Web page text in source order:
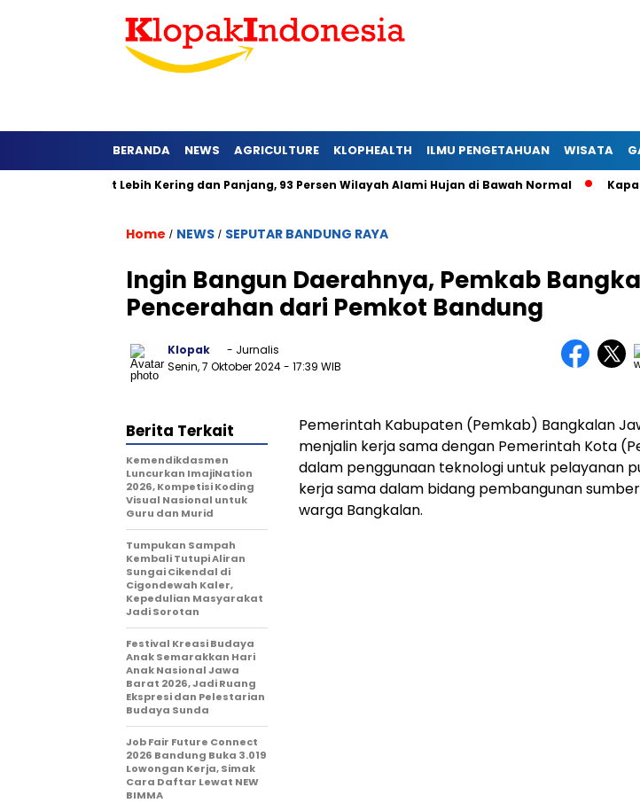
BERANDA NEWS AGRICULTURE KLOPHEALTH ILMU PENGETAHUAN WISATA
Jawa Barat Lebih Kering dan Panjang, 93 Persen Wilayah Alami Hujan di Bawah Normal Kapan
Home / NEWS / SEPUTAR BANDUNG RAYA
Ingin Bangun Daerahnya, Pemkab
Pencerahan dari Pemkot Bandung
Klopak
- Jurnalis
Senin, 7 Oktober 2024- 17:39 WIB
Pemerintah Kabupaten (Pemkab) Bangkalan
menjalin kerja sama dengan Pemerintah Kota
dalam penggunaan teknologi untuk pelayanan
kerja sama dalam bidang pembangunan
warga Bangkalan.
Berita Terkait
Kemendikdasmen
Luncurkan ImajiNation
2026, Kompetisi Koding
Visual Nasional untuk
Guru dan Murid
Tumpukan Sampah
Kembali Tutupi Aliran
Sungai Cikendal di
Cigondewah Kaler,
Kepedulian Masyarakat
Jadi Sorotan
Festival Kreasi Budaya
Anak Semarakkan Hari
Anak Nasional Jawa
Barat 2026, Jadi Ruang
Ekspresi dan Pelestarian
Budaya Sunda
Job Fair Future Connect
2026 Bandung Buka 3.019
Lowongan Kerja, Simak
Cara Daftar Lewat NEW
BIMMA